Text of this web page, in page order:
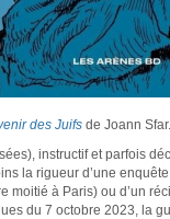
des Juifs de Joann Sfar.
instructif et parfois
la rigueur d’une
moitié à Paris) ou d’un
du 7 octobre 2023, la